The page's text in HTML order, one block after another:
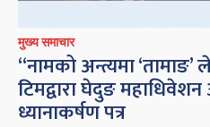
मुख्य समाचार
“नामको अन्त्यमा
टिमद्वारा घेदुङ
ध्यानाकर्षण पत्र